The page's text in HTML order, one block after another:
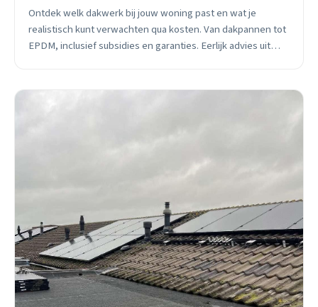
Ontdek welk dakwerk bij jouw woning past en wat je
realistisch kunt verwachten qua kosten. Van dakpannen tot
EPDM, inclusief subsidies en garanties. Eerlijk advies uit